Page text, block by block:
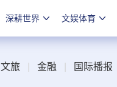
深耕世界 文娱体育
文旅 金融 国际播报